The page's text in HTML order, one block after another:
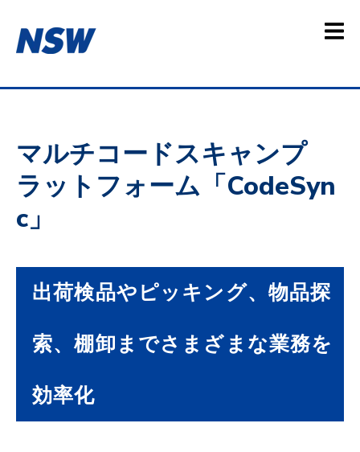
マルチコードスキャンプ
ラットフォーム「CodeSyn
c」
出荷検品やピッキング、物品探
索、棚卸までさまざまな業務を
効率化